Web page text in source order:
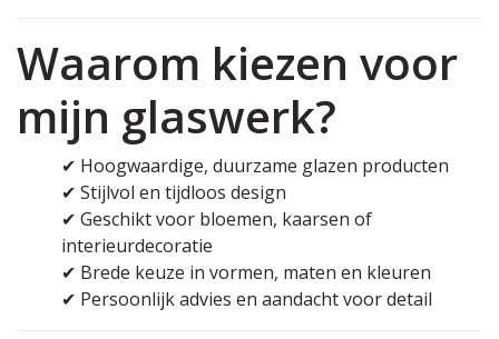
Waarom kiezen voor
mijn glaswerk?
✔ Hoogwaardige, duurzame glazen producten
✔ Stijlvol en tijdloos design
✔ Geschikt voor bloemen, kaarsen of
interieurdecoratie
✔ Brede keuze in vormen, maten en kleuren
✔ Persoonlijk advies en aandacht voor detail